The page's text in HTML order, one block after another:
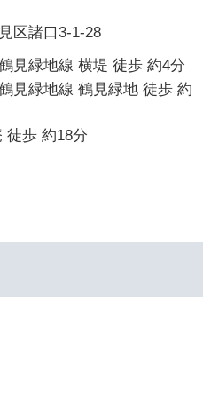
区諸口3-1-28
見緑地線 横堤 徒歩 約4分
見緑地線 鶴見緑地 徒歩 約
徒歩 約18分